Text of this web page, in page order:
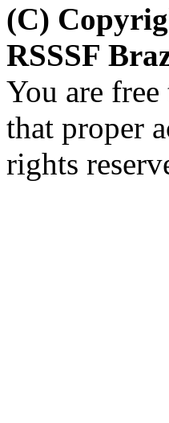
(C)
RSSSF
You are
that proper
rights